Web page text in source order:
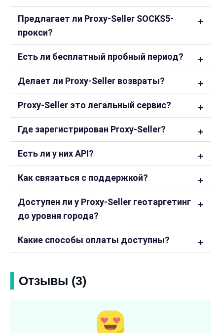
Предлагает ли Proxy-Seller SOCKS5-
прокси?
Есть ли бесплатный пробный период?
Делает ли Proxy-Seller возвраты?
Proxy-Seller это легальный сервис?
Где зарегистрирован Proxy-Seller?
Есть ли у них API?
Как связаться с поддержкой?
Доступен ли у Proxy-Seller геотаргетинг
до уровня города?
Какие способы оплаты доступны?
Отзывы (3)